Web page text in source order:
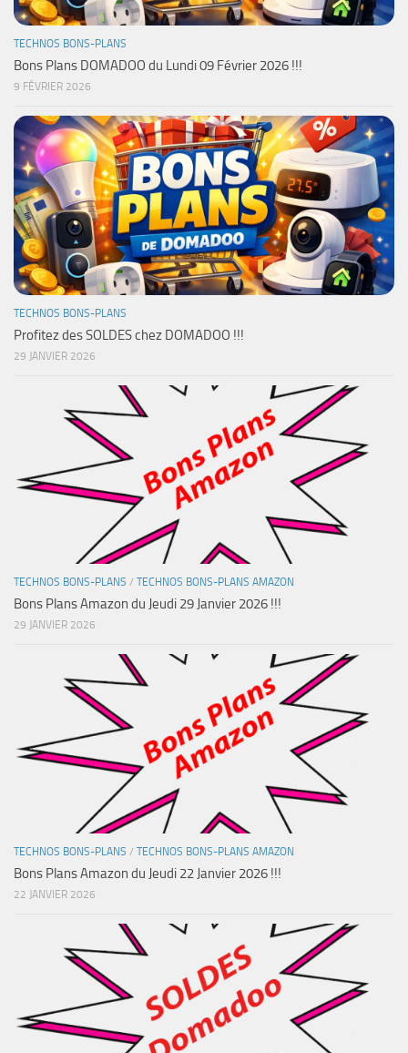
TECHNOS BONS-PLANS
Bons Plans DOMADOO du Lundi 09 Février 2026 !!!
9 FÉVRIER 2026
TECHNOS BONS-PLANS
Profitez des SOLDES chez DOMADOO !!!
29 JANVIER 2026
TECHNOS BONS-PLANS / TECHNOS BONS-PLANS AMAZON
Bons Plans Amazon du Jeudi 29 Janvier 2026 !!!
29 JANVIER 2026
TECHNOS BONS-PLANS / TECHNOS BONS-PLANS AMAZON
Bons Plans Amazon du Jeudi 22 Janvier 2026 !!!
22 JANVIER 2026